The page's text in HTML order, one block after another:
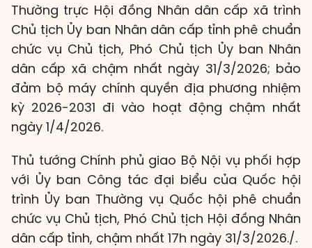
Thường trực Hội đồng Nhân dân cấp xã trình
Chủ tịch Ủy ban Nhân dân cấp tỉnh phê chuẩn
chức vụ Chủ tịch, Phó Chủ tịch Ủy ban Nhân
dân cấp xã chậm nhất ngày 31/3/2026; bảo
đảm bộ máy chính quyền địa phương nhiệm
kỳ 2026-2031 đi vào hoạt động chậm nhất
ngày 1/4/2026.
Thủ tướng Chính phủ giao Bộ Nội vụ phối hợp
với Ủy ban Công tác đại biểu của Quốc hội
trình Ủy ban Thường vụ Quốc hội phê chuẩn
chức vụ Chủ tịch, Phó Chủ tịch Hội đồng Nhân
dân cấp tỉnh, chậm nhất 17h ngày 31/3/2026./.